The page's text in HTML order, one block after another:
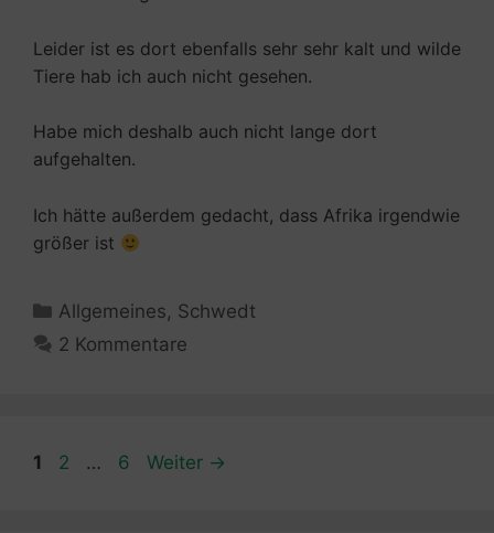
Leider ist es dort ebenfalls sehr sehr kalt und wilde
Tiere hab ich auch nicht gesehen.
Habe mich deshalb auch nicht lange dort
aufgehalten.
Ich hätte außerdem gedacht, dass Afrika irgendwie
größer ist
Kategorien
Allgemeines, Schwedt
2 Kommentare
Seite
1 Seite
2 … Seite
6 Weiter →